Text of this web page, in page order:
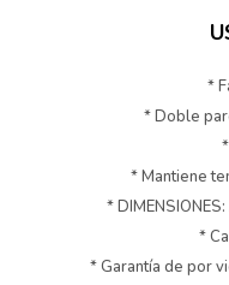
*
* Doble
* Mantiene
*
*
* Garantía de por